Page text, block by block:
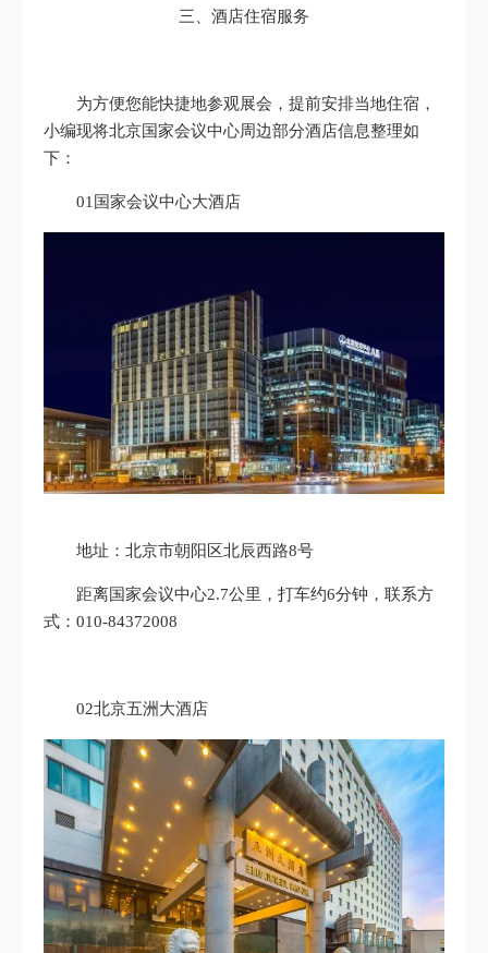
三、酒店住宿服务
为方便您能快捷地参观展会，提前安排当地住宿，
小编现将北京国家会议中心周边部分酒店信息整理如
下：
01国家会议中心大酒店
地址：北京市朝阳区北辰西路8号
距离国家会议中心2.7公里，打车约6分钟，联系方
式：010-84372008
02北京五洲大酒店